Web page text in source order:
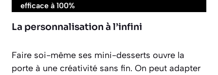
efficace à 100%
La personnalisation à l’infini
Faire soi-même ses mini-desserts ouvre la
porte à une créativité sans fin. On peut adapter